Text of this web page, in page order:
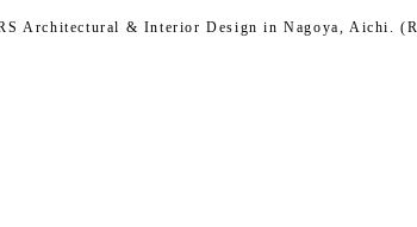
Architectural & Interior Design in Nagoya, Aichi.